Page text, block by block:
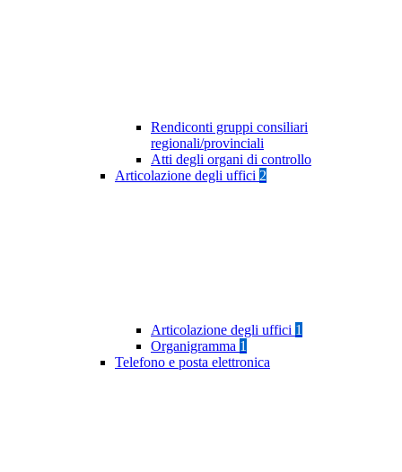
Rendiconti gruppi consiliari
regionali/provinciali
Atti degli organi di controllo
Articolazione degli uffici 2
Articolazione degli uffici 1
Organigramma 1
Telefono e posta elettronica